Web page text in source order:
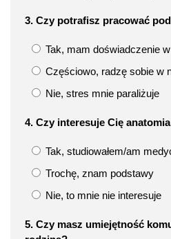
3. Czy potrafisz pracować
Tak, mam doświadczenie
Częściowo, radzę sobie w
Nie, stres mnie paraliżuje
4. Czy interesuje Cię
Tak, studiowałem/am
Trochę, znam podstawy
Nie, to mnie nie interesuje
5. Czy masz umiejętność